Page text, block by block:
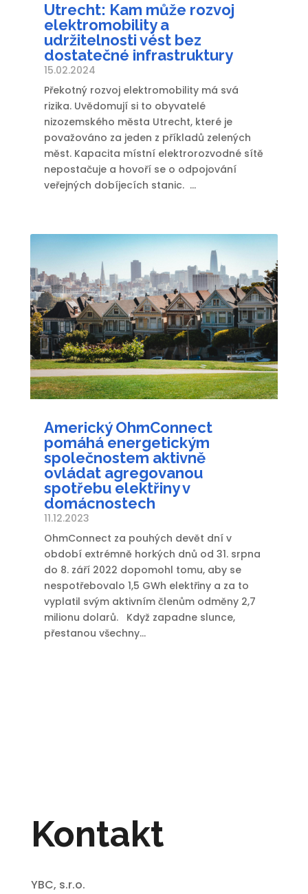
Utrecht: Kam může rozvoj
elektromobility a
udržitelnosti vést bez
dostatečné infrastruktury
15.02.2024
Překotný rozvoj elektromobility má svá
rizika. Uvědomují si to obyvatelé
nizozemského města Utrecht, které je
považováno za jeden z příkladů zelených
měst. Kapacita místní elektrorozvodné sítě
nepostačuje a hovoří se o odpojování
veřejných dobíjecích stanic. ...
Americký OhmConnect
pomáhá energetickým
společnostem aktivně
ovládat agregovanou
spotřebu elektřiny v
domácnostech
11.12.2023
OhmConnect za pouhých devět dní v
období extrémně horkých dnů od 31. srpna
do 8. září 2022 dopomohl tomu, aby se
nespotřebovalo 1,5 GWh elektřiny a za to
vyplatil svým aktivním členům odměny 2,7
milionu dolarů. Když zapadne slunce,
přestanou všechny...
Kontakt
YBC, s.r.o.